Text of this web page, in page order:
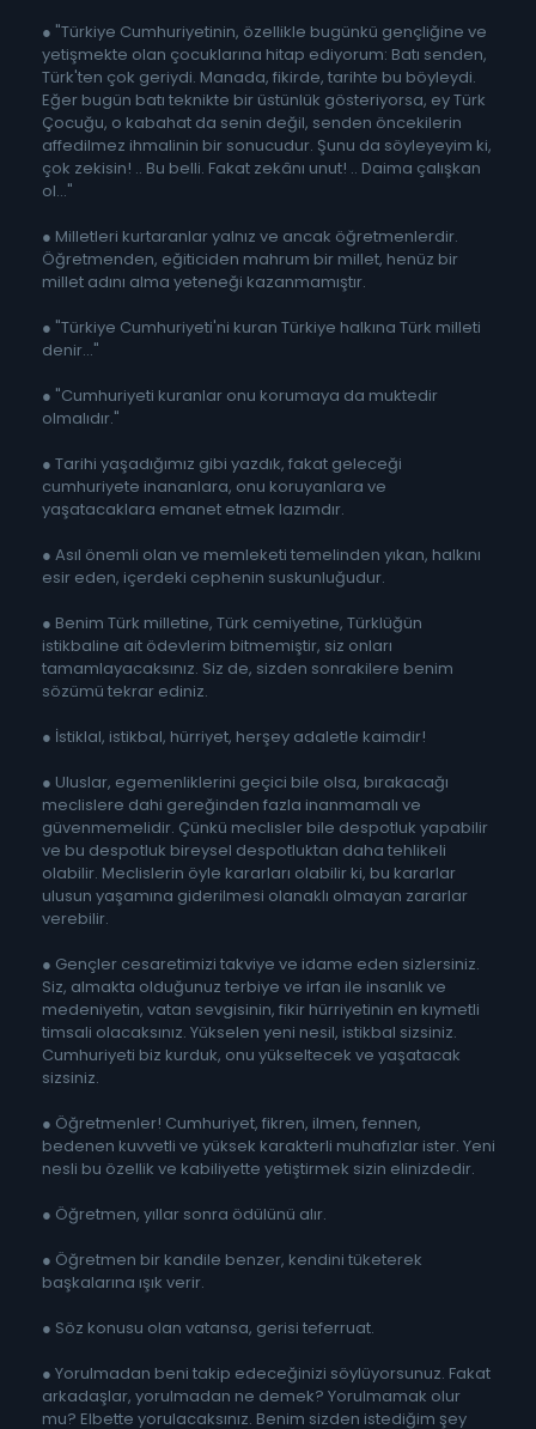
● "Türkiye Cumhuriyetinin, özellikle bugünkü gençliğine ve
yetişmekte olan çocuklarına hitap ediyorum: Batı senden,
Türk'ten çok geriydi. Manada, fikirde, tarihte bu böyleydi.
Eğer bugün batı teknikte bir üstünlük gösteriyorsa, ey Türk
Çocuğu, o kabahat da senin değil, senden öncekilerin
affedilmez ihmalinin bir sonucudur. Şunu da söyleyeyim ki,
çok zekisin! .. Bu belli. Fakat zekânı unut! .. Daima çalışkan
ol..."
● Milletleri kurtaranlar yalnız ve ancak öğretmenlerdir.
Öğretmenden, eğiticiden mahrum bir millet, henüz bir
millet adını alma yeteneği kazanmamıştır.
● "Türkiye Cumhuriyeti'ni kuran Türkiye halkına Türk milleti
denir..."
● "Cumhuriyeti kuranlar onu korumaya da muktedir
olmalıdır."
● Tarihi yaşadığımız gibi yazdık, fakat geleceği
cumhuriyete inananlara, onu koruyanlara ve
yaşatacaklara emanet etmek lazımdır.
● Asıl önemli olan ve memleketi temelinden yıkan, halkını
esir eden, içerdeki cephenin suskunluğudur.
● Benim Türk milletine, Türk cemiyetine, Türklüğün
istikbaline ait ödevlerim bitmemiştir, siz onları
tamamlayacaksınız. Siz de, sizden sonrakilere benim
sözümü tekrar ediniz.
● İstiklal, istikbal, hürriyet, herşey adaletle kaimdir!
● Uluslar, egemenliklerini geçici bile olsa, bırakacağı
meclislere dahi gereğinden fazla inanmamalı ve
güvenmemelidir. Çünkü meclisler bile despotluk yapabilir
ve bu despotluk bireysel despotluktan daha tehlikeli
olabilir. Meclislerin öyle kararları olabilir ki, bu kararlar
ulusun yaşamına giderilmesi olanaklı olmayan zararlar
verebilir.
● Gençler cesaretimizi takviye ve idame eden sizlersiniz.
Siz, almakta olduğunuz terbiye ve irfan ile insanlık ve
medeniyetin, vatan sevgisinin, fikir hürriyetinin en kıymetli
timsali olacaksınız. Yükselen yeni nesil, istikbal sizsiniz.
Cumhuriyeti biz kurduk, onu yükseltecek ve yaşatacak
sizsiniz.
● Öğretmenler! Cumhuriyet, fikren, ilmen, fennen,
bedenen kuvvetli ve yüksek karakterli muhafızlar ister. Yeni
nesli bu özellik ve kabiliyette yetiştirmek sizin elinizdedir.
● Öğretmen, yıllar sonra ödülünü alır.
● Öğretmen bir kandile benzer, kendini tüketerek
başkalarına ışık verir.
● Söz konusu olan vatansa, gerisi teferruat.
● Yorulmadan beni takip edeceğinizi söylüyorsunuz. Fakat
arkadaşlar, yorulmadan ne demek? Yorulmamak olur
mu? Elbette yorulacaksınız. Benim sizden istediğim şey